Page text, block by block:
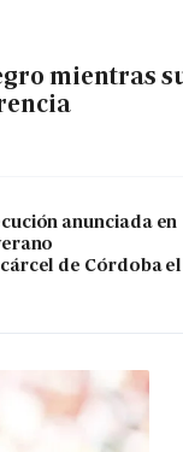
mientras
anunciada en
de Córdoba el